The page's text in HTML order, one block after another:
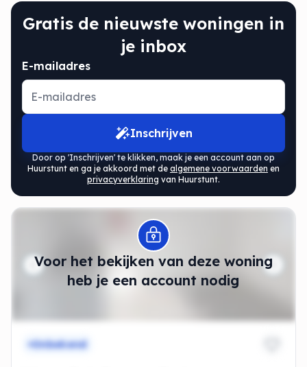
Gratis de nieuwste woningen in
je inbox
E-mailadres
Inschrijven
Door op 'Inschrijven' te klikken, maak je een account aan op
Huurstunt en ga je akkoord met de algemene voorwaarden en
privacyverklaring van Huurstunt.
Voor het bekijken van deze woning
heb je een account nodig
Modal openen
Onbekend